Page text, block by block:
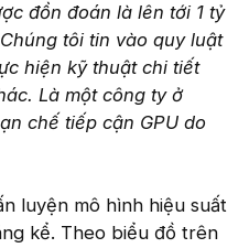
đồn đoán là lên tới 1 tỷ
tôi tin vào quy luật
hiện kỹ thuật chi tiết
Là một công ty ở
chế tiếp cận GPU do
luyện mô hình hiệu suất
kể. Theo biểu đồ trên